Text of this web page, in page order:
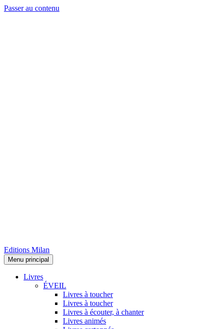
Passer au contenu
Editions Milan
Menu principal
Livres
ÉVEIL
Livres à toucher
Livres à toucher
Livres à écouter, à chanter
Livres animés